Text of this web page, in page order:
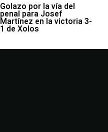
Golazo por la vía del
penal para Josef
Martínez en la victoria 3-
1 de Xolos